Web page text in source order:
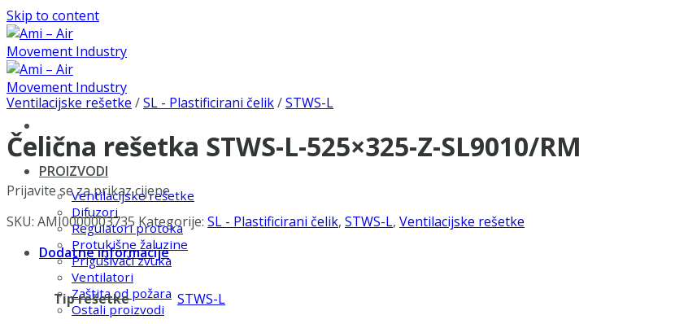
Skip to content
PROIZVODI
Ventilacijske rešetke
Difuzori
Regulatori protoka
Protukišne žaluzine
Prigušivači zvuka
Ventilatori
Zaštita od požara
Ostali proizvodi
Ventilacijske rešetke /SL - Plastificirani čelik/STWS-L
Čelična rešetka STWS-L-525×325-Z-SL9010/RM
Prijavite se za prikaz cijene
SKU: AMI0000003735 Kategorije: SL - Plastificirani čelik, STWS-L, Ventilacijske rešetke
Dodatne informacije
Tip rešetke STWS-L